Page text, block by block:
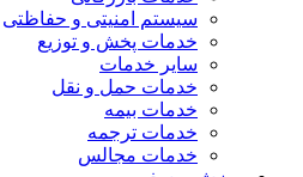
سیستم امنیتی و حفاظتی
خدمات پخش و توزیع
سایر خدمات
خدمات حمل و نقل
خدمات بیمه
خدمات ترجمه
خدمات مجالس